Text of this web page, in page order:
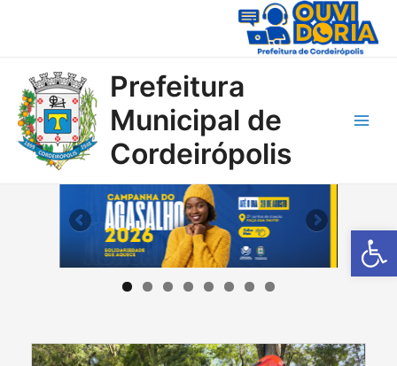
Barra de
Prefeitura
Municipal de
Cordeirópolis